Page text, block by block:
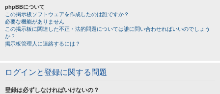
phpBBについて
この掲示板ソフトウェアを作成したのは誰ですか？
必要な機能がありません
この掲示板に関連した不正・法的問題については誰に問い合わせればいいのでしょう
か？
掲示板管理人に連絡するには？
ログインと登録に関する問題
登録は必ずしなければいけないの？